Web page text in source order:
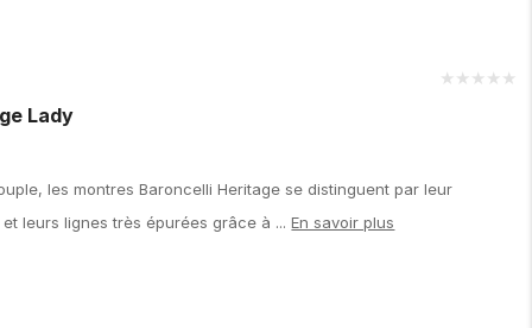
Lady
★ ★ ★ ★ ★
les montres Baroncelli Heritage se distinguent par leur
leurs lignes très épurées grâce à ... En savoir plus